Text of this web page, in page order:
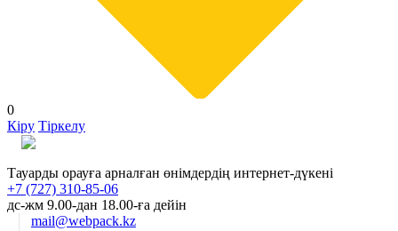
0
Кіру Тіркелу
Тауарды орауға арналған өнімдердің интернет-дүкені
+7 (727) 310-85-06
дс-жм 9.00-дан 18.00-ға дейін
mail@webpack.kz